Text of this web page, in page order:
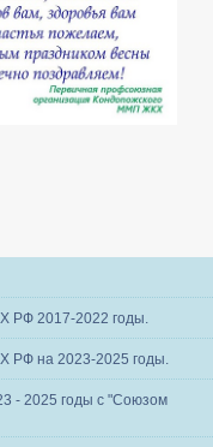
РФ 2017-2022 годы.
РФ на 2023-2025 годы.
- 2025 годы с "Союзом